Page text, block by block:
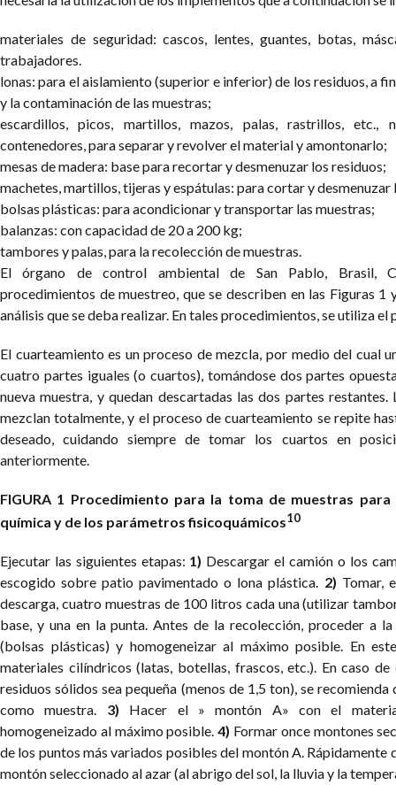
materiales de seguridad: cascos, lentes, guantes, botas,
trabajadores.
lonas: para el aislamiento (superior e inferior) de los residuos, a
y la contaminación de las muestras;
escardillos, picos, martillos, mazos, palas, rastrillos, etc.,
contenedores, para separar y revolver el material y amontonarlo;
mesas de madera: base para recortar y desmenuzar los residuos;
machetes, martillos, tijeras y espátulas: para cortar y desmenuzar
bolsas plásticas: para acondicionar y transportar las muestras;
balanzas: con capacidad de 20 a 200 kg;
tambores y palas, para la recolección de muestras.
El órgano de control ambiental de San Pablo, Brasil,
procedimientos de muestreo, que se describen en las Figuras 1
análisis que se deba realizar. En tales procedimientos, se utiliza
El cuarteamiento es un proceso de mezcla, por medio del cual
cuatro partes iguales (o cuartos), tomándose dos partes
nueva muestra, y quedan descartadas las dos partes restantes.
mezclan totalmente, y el proceso de cuarteamiento se repite
deseado, cuidando siempre de tomar los cuartos en
anteriormente.
FIGURA 1 Procedimiento para la toma de muestras para
química y de los parámetros fisicoquámicos10
Ejecutar las siguientes etapas: 1) Descargar el camión o los
escogido sobre patio pavimentado o lona plástica. 2) Tomar,
descarga, cuatro muestras de 100 litros cada una (utilizar
base, y una en la punta. Antes de la recolección, proceder a
(bolsas plásticas) y homogeneizar al máximo posible. En
materiales cilíndricos (latas, botellas, frascos, etc.). En caso
residuos sólidos sea pequeña (menos de 1,5 ton), se
como muestra.
3) Hacer el » montón A» con el
homogeneizado al máximo posible. 4) Formar once montones
de los puntos más variados posibles del montón A.Rápidamente
montón seleccionado al azar (al abrigo del sol, la lluvia y la